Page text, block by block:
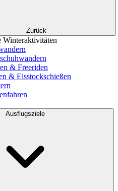
Zurück
Winteraktivitäten
& Freeriden
& Eisstockschießen
Ausflugsziele